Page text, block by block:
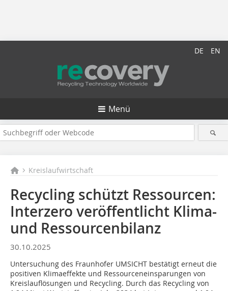
DE EN
Menü
Kreislaufwirtschaft
Recycling schützt Ressourcen:
Interzero veröffentlicht Klima-
und Ressourcenbilanz
30.10.2025
Untersuchung des Fraunhofer UMSICHT bestätigt erneut die
positiven Klimaeffekte und Ressourceneinsparungen von
Kreislauflösungen und Recycling. Durch das Recycling von